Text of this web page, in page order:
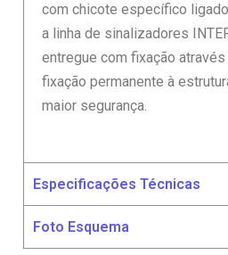
com chicote específico
a linha de sinalizadores
entregue com fixação
fixação permanente à
maior segurança.
Especificações Técnicas
Foto Esquema